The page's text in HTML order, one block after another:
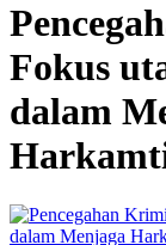
Fokus
dalam